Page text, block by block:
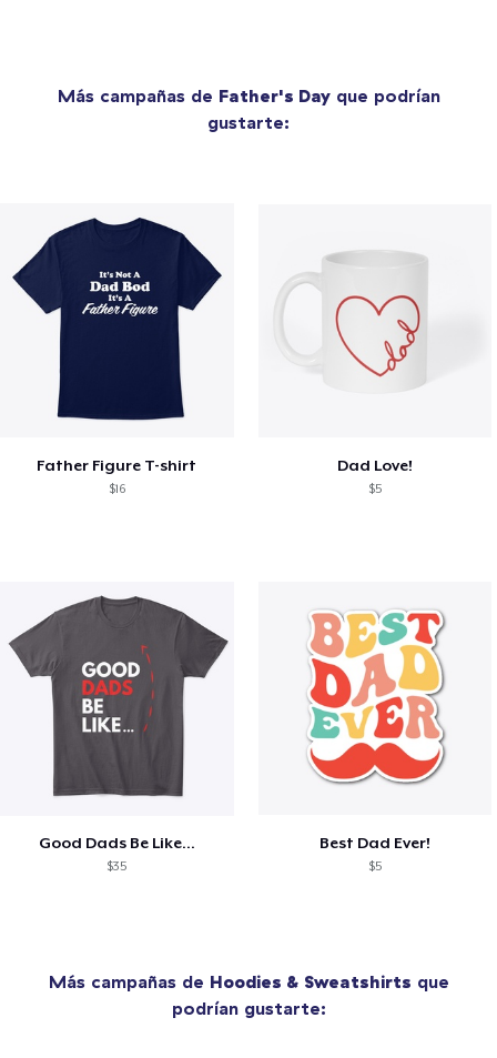
Más campañas de Father's Dayque podrían
gustarte:
Father Figure T-shirt
$16
Dad Love!
$5
Good Dads Be Like...
$35
Best Dad Ever!
$5
Más campañas de Hoodies & Sweatshirts que
podrían gustarte: